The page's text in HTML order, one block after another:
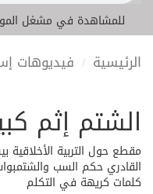
للمشاهدة في مشغل
الرئيسية فيديوهات
الشتم إثم
مقطع حول التربية
القادري حكم السب
كلمات كريهة في التكلم